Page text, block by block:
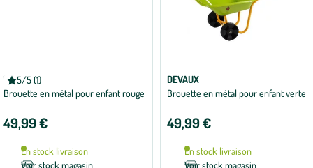
5/5 (1)
Note
moyenne
sur
DEVAUX
Brouette en métal pour enfant rouge
49,99 €
En stock livraison
Voir stock magasin
DEVAUX
Brouette en métal pour enfant verte
49,99 €
En stock livraison
Voir stock magasin